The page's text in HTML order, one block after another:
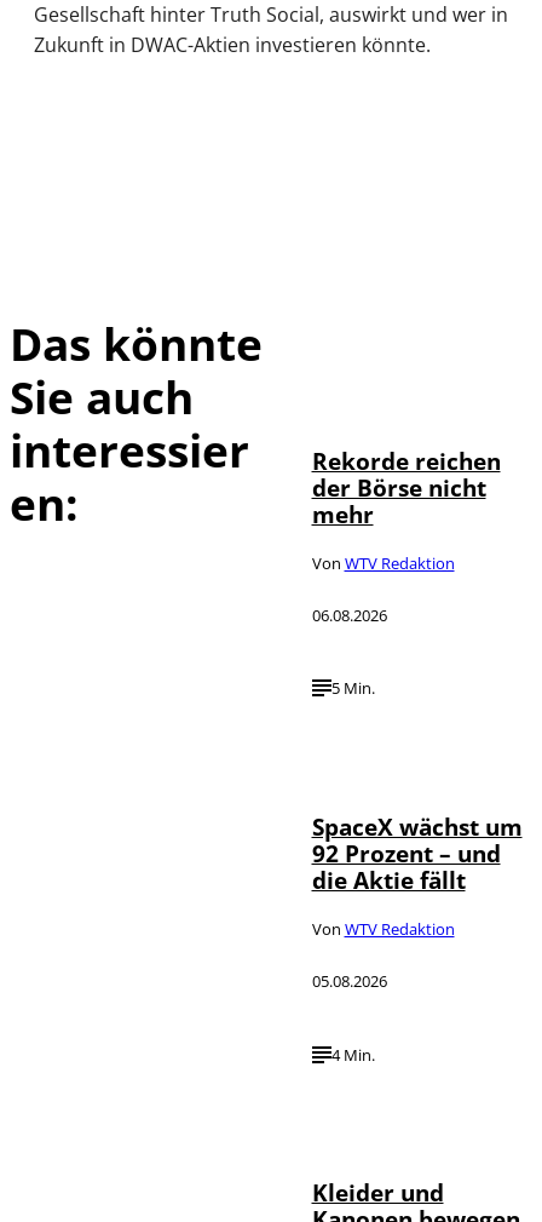
Gesellschaft hinter Truth Social, auswirkt und wer in
Zukunft in DWAC-Aktien investieren könnte.
Das könnte
Sie auch
interessier
en:
Rekorde reichen
der Börse nicht
mehr
Von WTV Redaktion
06.08.2026
5 Min.
SpaceX wächst um
92 Prozent – und
die Aktie fällt
Von WTV Redaktion
05.08.2026
4 Min.
Kleider und